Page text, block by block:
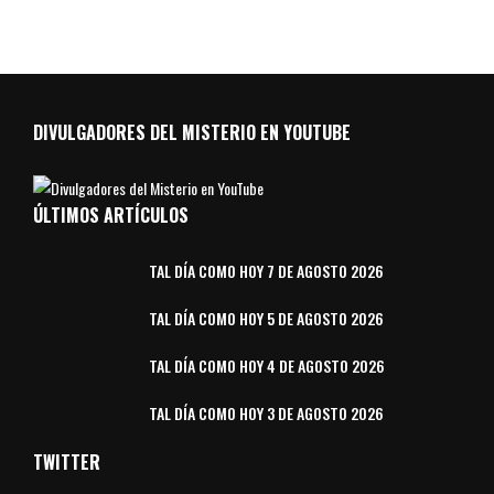
DIVULGADORES DEL MISTERIO EN YOUTUBE
ÚLTIMOS ARTÍCULOS
TAL DÍA COMO HOY 7 DE AGOSTO 2026
TAL DÍA COMO HOY 5 DE AGOSTO 2026
TAL DÍA COMO HOY 4 DE AGOSTO 2026
TAL DÍA COMO HOY 3 DE AGOSTO 2026
TWITTER